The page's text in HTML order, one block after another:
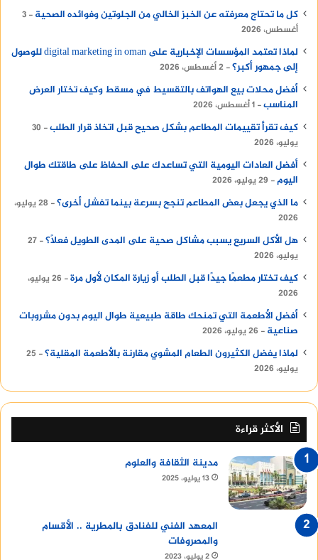
كل ما تحتاج معرفته عن الخبز الخالي من الجلوتين وفوائده الصحية
3
أغسطس، 2026
لماذا تعتمد المؤسسات الإخبارية على digital marketing in oman للوصول
إلى جمهور أكبر؟ 2 أغسطس، 2026
أفضل محلات بيع الهواتف بالتقسيط في مسقط وكيف تختار العرض
المناسب 1 أغسطس، 2026
كيف تقرأ تقييمات المطاعم بشكل صحيح قبل اتخاذ قرار الطلب
30
يوليو، 2026
أفضل العادات اليومية التي تساعدك على الحفاظ على طاقتك طوال
اليوم
29 يوليو، 2026
ما الذي يجعل بعض المطاعم تنجح بسرعة بينما تفشل أخرى؟
28 يوليو،
2026
هل الأكل السريع يسبب مشاكل صحية على المدى الطويل فعلًا؟ 27
يوليو، 2026
كيف تختار مطعمًا جيدًا قبل الطلب أو زيارة المكان لأول مرة
26 يوليو،
2026
أفضل الأطعمة التي تمنحك طاقة طبيعية طوال اليوم بدون مشروبات
صناعية
26 يوليو، 2026
لماذا يفضل الكثيرون الطعام المشوي مقارنة بالأطعمة المقلية؟
25
يوليو، 2026
الأكثر قراءة
مدينة الثقافة والعلوم
13 يوليو، 2025
المعهد الفني للفنادق بالمطرية .. الأقسام
والمصروفات
2 يوليو، 2023